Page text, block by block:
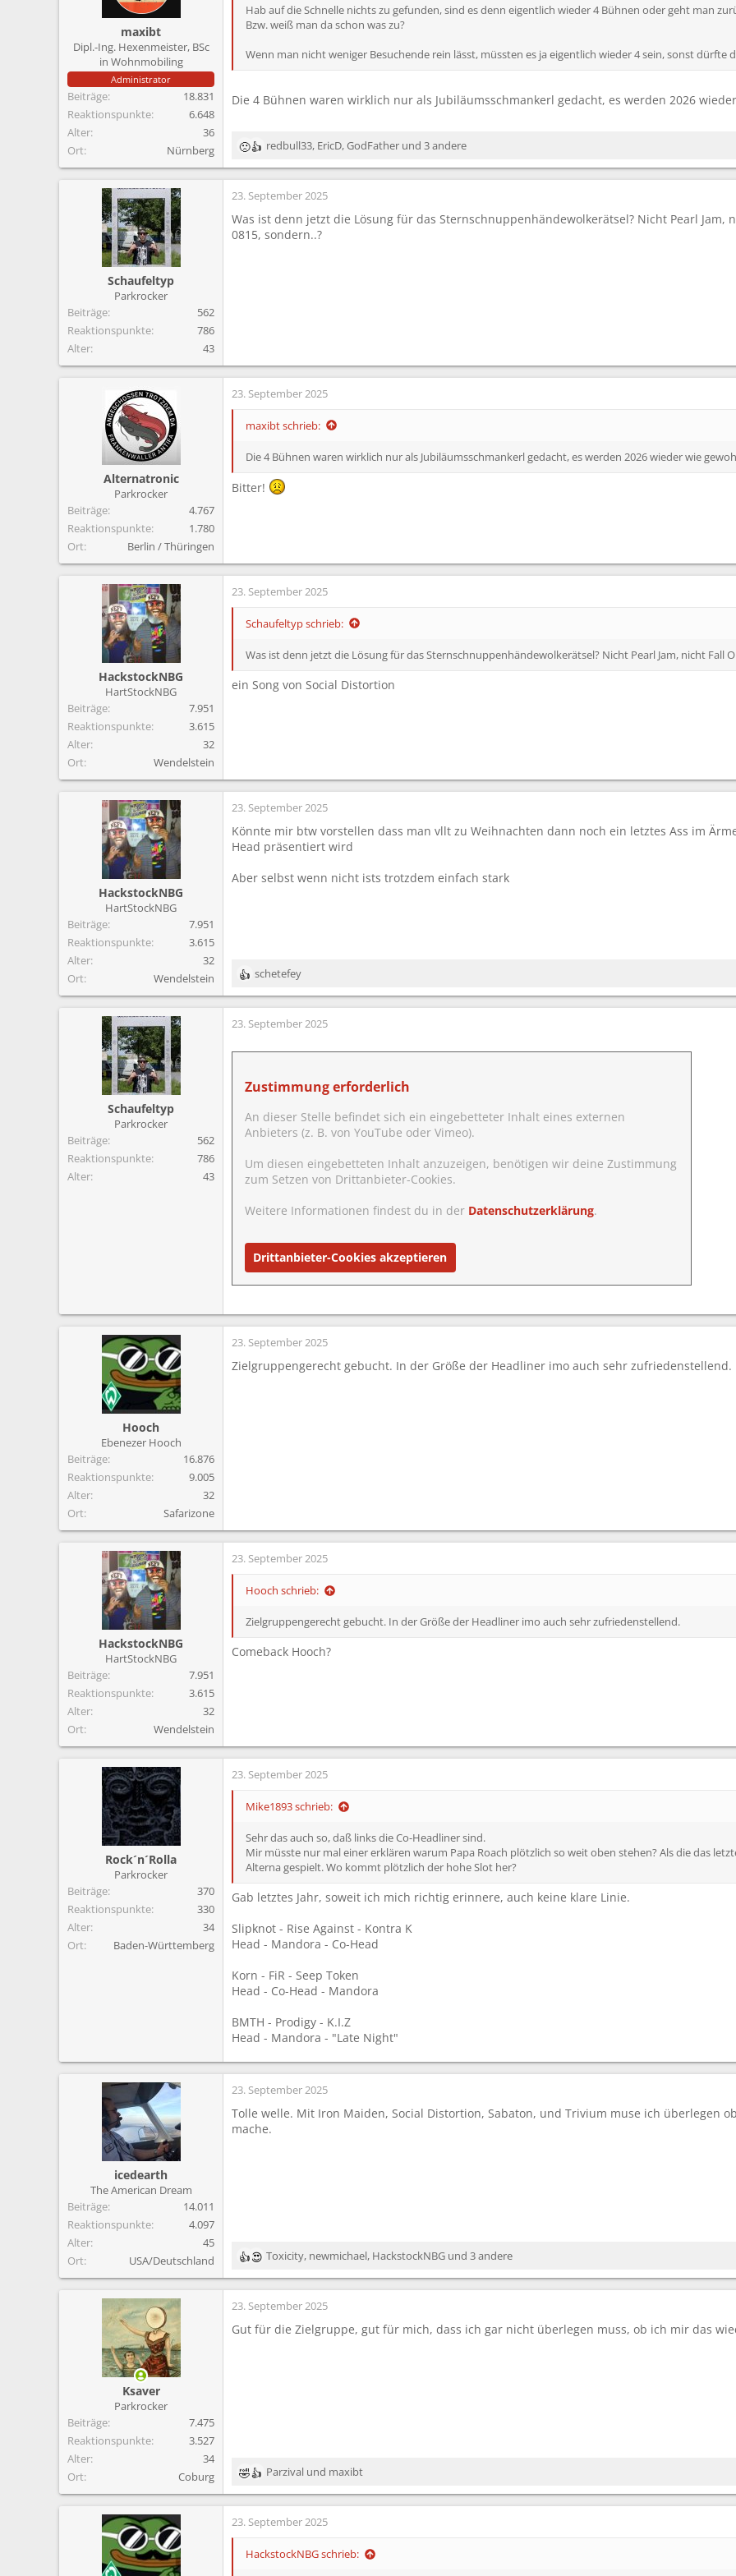
maxibt
Dipl.-Ing. Hexenmeister, BSc
in Wohnmobiling
Administrator
Beiträge
18.831
Reaktionspunkte
6.648
Alter
36
Ort
Nürnberg
Hab auf die Schnelle nichts zu gefunden, sind es denn eigentlich wieder 4 Bühnen oder geht man
Bzw. weiß man da schon was zu?
Wenn man nicht weniger Besuchende rein lässt, müssten es ja eigentlich wieder 4 sein, sonst dürfte
Die 4 Bühnen waren wirklich nur als Jubiläumsschmankerl gedacht, es werden 2026
R
e
a
k
i
o
redbull33, EricD,GodFather und 3 andere
Schaufeltyp
Parkrocker
Beiträge
562
Reaktionspunkte
786
Alter
43
23. September 2025
Was ist denn jetzt die Lösung für das Sternschnuppenhändewolkerätsel? Nicht Pearl Jam,
0815, sondern..?
Alternatronic
Parkrocker
Beiträge
4.767
Reaktionspunkte
1.780
Ort
Berlin / Thüringen
23. September 2025
maxibt schrieb:
Die 4 Bühnen waren wirklich nur als Jubiläumsschmankerl gedacht, es werden 2026 wieder wie
Bitter!
HackstockNBG
HartStockNBG
Beiträge
7.951
Reaktionspunkte
3.615
Alter
32
Ort
Wendelstein
23. September 2025
Schaufeltyp schrieb:
Was ist denn jetzt die Lösung für das Sternschnuppenhändewolkerätsel? Nicht Pearl Jam, nicht Fall
ein Song von Social Distortion
HackstockNBG
HartStockNBG
Beiträge
7.951
Reaktionspunkte
3.615
Alter
32
Ort
Wendelstein
23. September 2025
Könnte mir btw vorstellen dass man vllt zu Weihnachten dann noch ein letztes Ass im
Head präsentiert wird
Aber selbst wenn nicht ists trotzdem einfach stark
R
e
a
k
i
schetefey
Schaufeltyp
Parkrocker
Beiträge
562
Reaktionspunkte
786
Alter
43
23. September 2025
Zustimmung erforderlich
An dieser Stelle befindet sich ein eingebetteter Inhalt eines externen
Anbieters (z. B. von YouTube oder Vimeo).
Um diesen eingebetteten Inhalt anzuzeigen, benötigen wir deine Zustimmung
zum Setzen von Drittanbieter-Cookies.
Weitere Informationen findest du in der Datenschutzerklärung.
Drittanbieter-Cookies akzeptieren
Hooch
Ebenezer Hooch
Beiträge
16.876
Reaktionspunkte
9.005
Alter
32
Ort
Safarizone
23. September 2025
Zielgruppengerecht gebucht. In der Größe der Headliner imo auch sehr zufriedenstellend.
HackstockNBG
HartStockNBG
Beiträge
7.951
Reaktionspunkte
3.615
Alter
32
Ort
Wendelstein
23. September 2025
Hooch schrieb:
Zielgruppengerecht gebucht. In der Größe der Headliner imo auch sehr zufriedenstellend.
Comeback Hooch?
Rock´n´Rolla
Parkrocker
Beiträge
370
Reaktionspunkte
330
Alter
34
Ort
Baden-Württemberg
23. September 2025
Mike1893 schrieb:
Sehr das auch so, daß links die Co-Headliner sind.
Mir müsste nur mal einer erklären warum Papa Roach plötzlich so weit oben stehen? Als die das
Alterna gespielt. Wo kommt plötzlich der hohe Slot her?
Gab letztes Jahr, soweit ich mich richtig erinnere, auch keine klare Linie.
Slipknot - Rise Against - Kontra K
Head - Mandora - Co-Head
Korn - FiR - Seep Token
Head - Co-Head - Mandora
BMTH - Prodigy - K.I.Z
Head - Mandora - "Late Night"
icedearth
The American Dream
Beiträge
14.011
Reaktionspunkte
4.097
Alter
45
Ort
USA/Deutschland
23. September 2025
Tolle welle. Mit Iron Maiden, Social Distortion, Sabaton, und Trivium muse ich überlegen
mache.
R
e
a
k
i
Toxicity, newmichael, HackstockNBG und 3 andere
Ksaver
Parkrocker
Beiträge
7.475
Reaktionspunkte
3.527
Alter
34
Ort
Coburg
23. September 2025
Gut für die Zielgruppe, gut für mich, dass ich gar nicht überlegen muss, ob ich mir das
R
e
a
k
Parzival und maxibt
23. September 2025
HackstockNBG schrieb: